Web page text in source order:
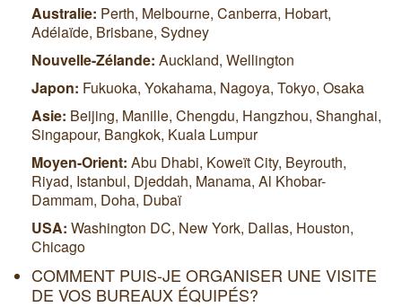
Australie: Perth, Melbourne, Canberra, Hobart,
Adélaïde, Brisbane, Sydney
Nouvelle-Zélande: Auckland, Wellington
Japon: Fukuoka, Yokahama, Nagoya, Tokyo, Osaka
Asie: Beijing, Manille, Chengdu, Hangzhou, Shanghai,
Singapour, Bangkok, Kuala Lumpur
Moyen-Orient: Abu Dhabi, Koweït City, Beyrouth,
Riyad, Istanbul, Djeddah, Manama, Al Khobar-
Dammam, Doha, Dubaï
USA: Washington DC, New York, Dallas, Houston,
Chicago
COMMENT PUIS-JE ORGANISER UNE VISITE
DE VOS BUREAUX ÉQUIPÉS?